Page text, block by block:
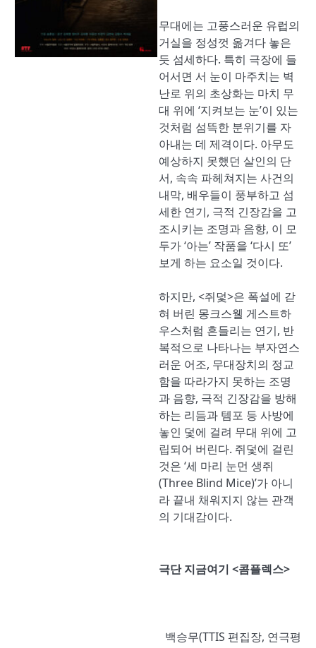
무대에는 고풍스러운 유럽의
거실을 정성껏 옮겨다 놓은
듯 섬세하다. 특히 극장에 들
어서면 서 눈이 마주치는 벽
난로 위의 초상화는 마치 무
대 위에 ‘지켜보는 눈’이 있는
것처럼 섬뜩한 분위기를 자
아내는 데 제격이다. 아무도
예상하지 못했던 살인의 단
서, 속속 파헤쳐지는 사건의
내막, 배우들이 풍부하고 섬
세한 연기, 극적 긴장감을 고
조시키는 조명과 음향, 이 모
두가 ‘아는’ 작품을 ‘다시 또’
보게 하는 요소일 것이다.
하지만, <쥐덫>은 폭설에 갇
혀 버린 몽크스웰 게스트하
우스처럼 흔들리는 연기, 반
복적으로 나타나는 부자연스
러운 어조, 무대장치의 정교
함을 따라가지 못하는 조명
과 음향, 극적 긴장감을 방해
하는 리듬과 템포 등 사방에
놓인 덫에 걸려 무대 위에 고
립되어 버린다. 쥐덫에 걸린
것은 ‘세 마리 눈먼 생쥐
(Three Blind Mice)’가 아니
라 끝내 채워지지 않는 관객
의 기대감이다.
극단 지금여기 <콤플렉스>
백승무(TTIS 편집장, 연극평